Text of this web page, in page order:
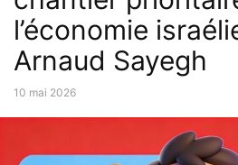
l’économie
Arnaud Sayegh
10 mai 2026